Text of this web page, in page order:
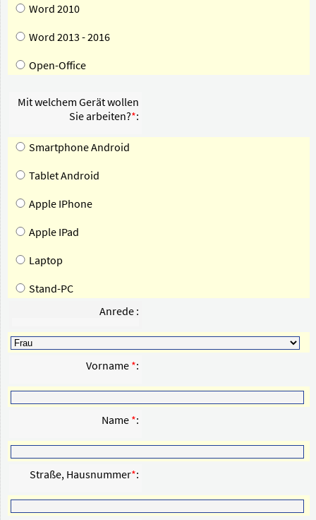
Word 2010
Word 2013 - 2016
Open-Office
Mit welchem Gerät wollen
Sie arbeiten?*:
Smartphone Android
Tablet Android
Apple IPhone
Apple IPad
Laptop
Stand-PC
Anrede :
Vorname *:
Name *:
Straße, Hausnummer*: